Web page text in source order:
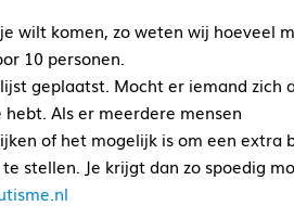
wilt komen, zo weten wij hoeveel
10 personen.
geplaatst. Mocht er iemand zich
Als er meerdere mensen
of het mogelijk is om een extra
stellen. Je krijgt dan zo spoedig